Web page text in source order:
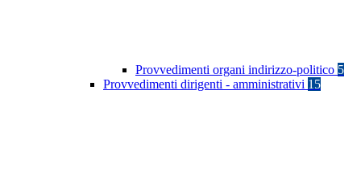
Provvedimenti organi indirizzo-politico 5
Provvedimenti dirigenti - amministrativi 15